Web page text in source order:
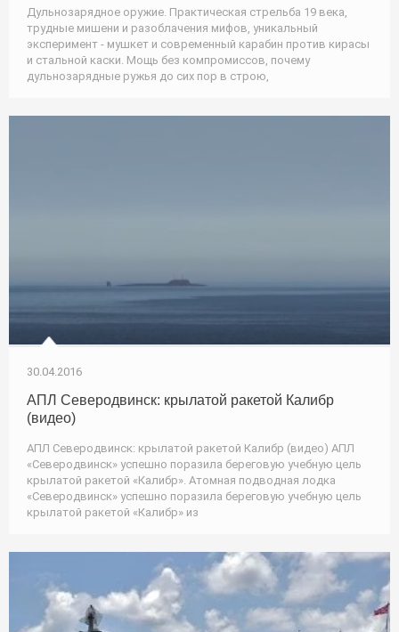
Дульнозарядное оружие. Практическая стрельба 19 века,
трудные мишени и разоблачения мифов, уникальный
эксперимент - мушкет и современный карабин против кирасы
и стальной каски. Мощь без компромиссов, почему
дульнозарядные ружья до сих пор в строю,
30.04.2016
АПЛ Северодвинск: крылатой ракетой Калибр
(видео)
АПЛ Северодвинск: крылатой ракетой Калибр (видео) АПЛ
«Северодвинск» успешно поразила береговую учебную цель
крылатой ракетой «Калибр». Атомная подводная лодка
«Северодвинск» успешно поразила береговую учебную цель
крылатой ракетой «Калибр» из